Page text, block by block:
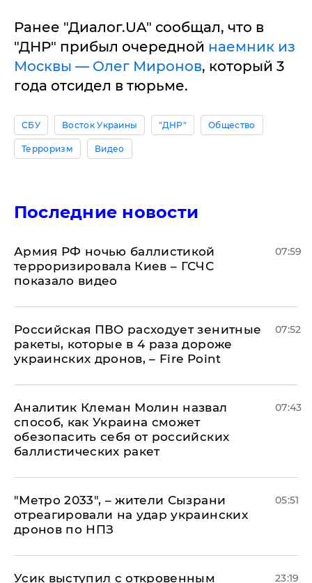
Ранее "Диалог.UA" сообщал, что в
"ДНР" прибыл очередной наемник из
Москвы — Олег Миронов, который 3
года отсидел в тюрьме.
СБУ Восток Украины "ДНР" Общество
Терроризм Видео
Последние новости
Армия РФ ночью баллистикой
терроризировала Киев – ГСЧС
показало видео
07:59
Российская ПВО расходует зенитные
ракеты, которые в 4 раза дороже
украинских дронов, – Fire Point
07:52
Аналитик Клеман Молин назвал
способ, как Украина сможет
обезопасить себя от российских
баллистических ракет
07:43
"Метро 2033", – жители Сызрани
отреагировали на удар украинских
дронов по НПЗ
05:51
Усик выступил с откровенным 23:19